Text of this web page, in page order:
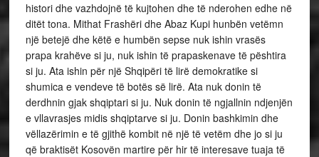
histori dhe vazhdojnë të kujtohen dhe të nderohen edhe në
ditët tona. Mithat Frashëri dhe Abaz Kupi hunbën vetëmn
një betejë dhe këtë e humbën sepse nuk ishin vrasës
prapa krahëve si ju, nuk ishin të prapaskenave të pështira
si ju. Ata ishin për një Shqipëri të lirë demokratike si
shumica e vendeve të botës së lirë. Ata nuk donin të
derdhnin gjak shqiptari si ju. Nuk donin të ngjallnin ndjenjën
e vllavrasjes midis shqiptarve si ju. Donin bashkimin dhe
vëllazërimin e të gjithë kombit në një të vetëm dhe jo si ju
që braktisët Kosovën martire për hir të interesave tuaja të